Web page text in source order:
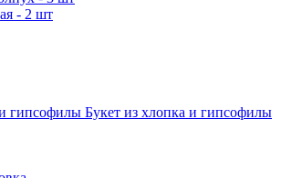
- 2 шт
Букет из хлопка и гипсофилы